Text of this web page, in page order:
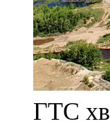
ГТС